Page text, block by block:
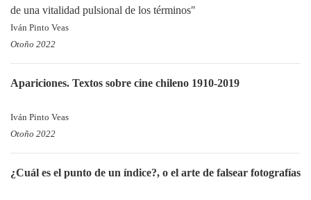
de una vitalidad pulsional de los términos"
Iván Pinto Veas
Otoño 2022
Apariciones. Textos sobre cine chileno 1910-2019
Iván Pinto Veas
Otoño 2022
¿Cuál es el punto de un índice?, o el arte de falsear fotografías